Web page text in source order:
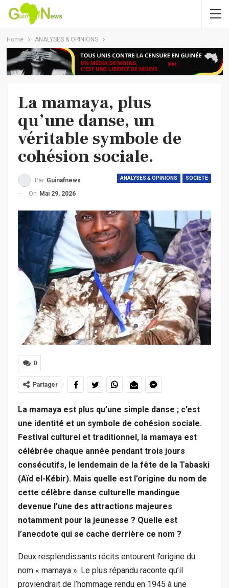
Home ANALYSES & OPINIONS
La mamaya, plus
qu’une danse, un
véritable symbole de
cohésion sociale.
ANALYSES & OPINIONS SOCIETE
Par Guinafnews
On Mai 29, 2026
0
Partager
La mamaya est plus qu’une simple danse ; c’est
une identité et un symbole de cohésion sociale.
Festival culturel et traditionnel, la mamaya est
célébrée chaque année pendant trois jours
consécutifs, le lendemain de la fête de la Tabaski
(Aïd el-Kébir). Mais quelle est l’origine du nom de
cette célèbre danse culturelle mandingue
devenue l’une des attractions majeures
notamment pour la jeunesse ? Quelle est
l’anecdote qui se cache derrière ce nom ?
Deux resplendissants récits entourent l’origine du
nom « mamaya ». Le plus répandu raconte qu’il
proviendrait de l’hommage rendu en 1945 à une